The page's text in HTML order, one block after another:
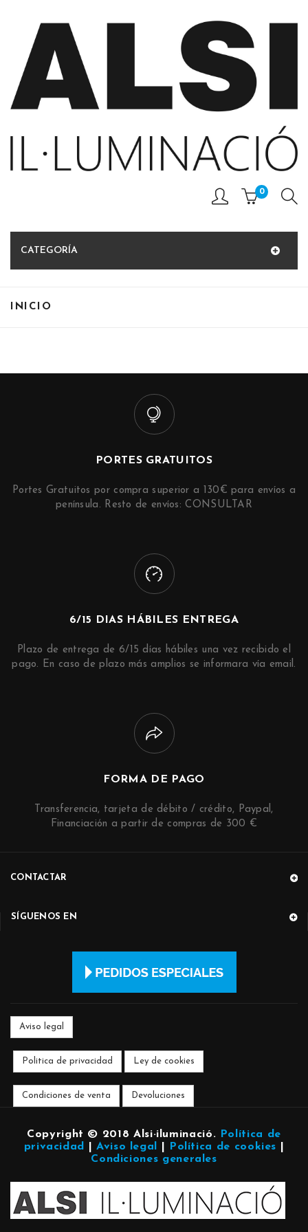
0
CATEGORÍA
INICIO
PORTES GRATUITOS
Portes Gratuitos por compra superior a 130€ para envíos a
península. Resto de envíos: CONSULTAR
6/15 DIAS HÁBILES ENTREGA
Plazo de entrega de 6/15 días hábiles una vez recibido el
pago. En caso de plazo más amplios se informara vía email.
FORMA DE PAGO
Transferencia, tarjeta de débito / crédito, Paypal,
Financiación a partir de compras de 300 €
CONTACTAR
SÍGUENOS EN
Aviso legal
Politica de privacidad Ley de cookies
Condiciones de venta Devoluciones
Copyright © 2018 Alsi·iluminació. Política de
privacidad
Aviso legal Política de cookies
Condiciones generales